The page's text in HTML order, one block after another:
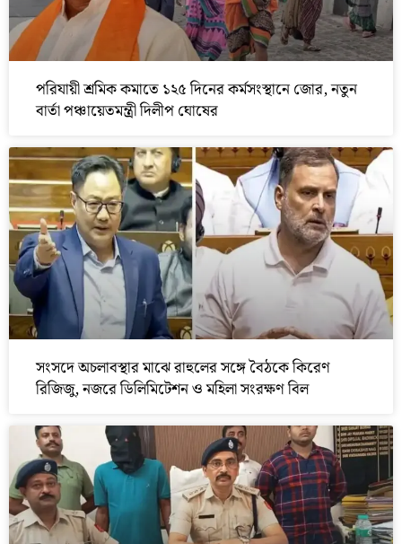
পরিযায়ী শ্রমিক কমাতে ১২৫ দিনের কর্মসংস্থানে জোর, নতুন
বার্তা পঞ্চায়েতমন্ত্রী দিলীপ ঘোষের
সংসদে অচলাবস্থার মাঝে রাহুলের সঙ্গে বৈঠকে কিরেণ
রিজিজু, নজরে ডিলিমিটেশন ও মহিলা সংরক্ষণ বিল